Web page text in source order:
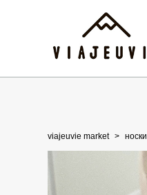
viajeuvie market > носки